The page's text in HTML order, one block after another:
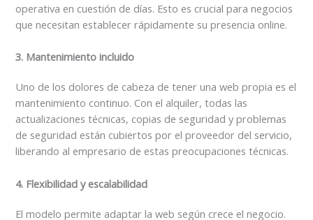
operativa en cuestión de días. Esto es crucial para negocios
que necesitan establecer rápidamente su presencia online.
3. Mantenimiento incluido
Uno de los dolores de cabeza de tener una web propia es el
mantenimiento continuo. Con el alquiler, todas las
actualizaciones técnicas, copias de seguridad y problemas
de seguridad están cubiertos por el proveedor del servicio,
liberando al empresario de estas preocupaciones técnicas.
4. Flexibilidad y escalabilidad
El modelo permite adaptar la web según crece el negocio.